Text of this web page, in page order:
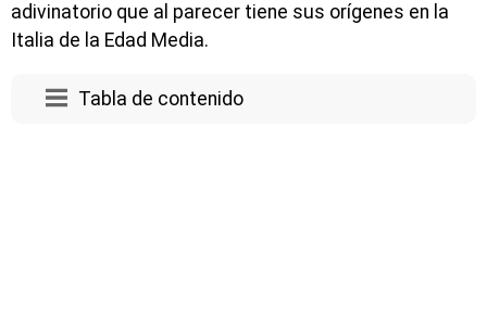
adivinatorio que al parecer tiene sus orígenes en la
Italia de la Edad Media.
Tabla de contenido